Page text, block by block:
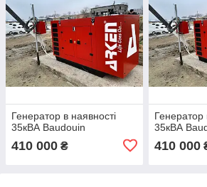
Генератор в наявності
35кВА Baudouin
410 000 ₴
Генератор
35кВА
410 000